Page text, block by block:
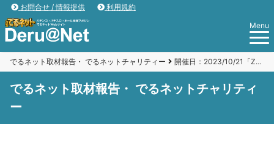
お問合せ / 情報提供
利用規約
Menu
でるネット取材報告・ でるネットチャリティー 開催日：2023/10/21「ZENT竜ケ崎店」
でるネット取材報告・ でるネットチャリティ
ー